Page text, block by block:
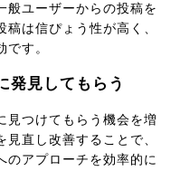
般ユーザーからの投稿を
は信ぴょう性が高く、
す。
発見してもらう
見つけてもらう機会を増
直し改善することで、
のアプローチを効率的に